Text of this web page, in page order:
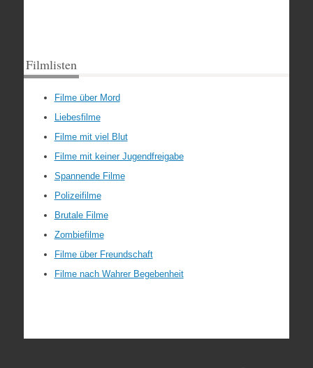
Filmlisten
Filme über Mord
Liebesfilme
Filme mit viel Blut
Filme mit keiner Jugendfreigabe
Spannende Filme
Polizeifilme
Brutale Filme
Zombiefilme
Filme über Freundschaft
Filme nach Wahrer Begebenheit